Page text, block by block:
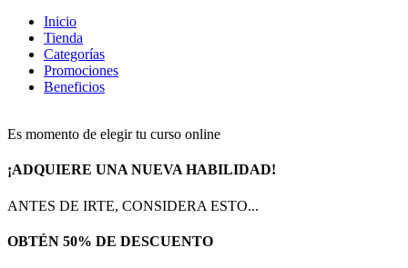
Inicio
Tienda
Categorías
Promociones
Beneficios
Es momento de elegir tu curso online
¡ADQUIERE UNA NUEVA HABILIDAD!
ANTES DE IRTE, CONSIDERA ESTO...
OBTÉN 50% DE DESCUENTO